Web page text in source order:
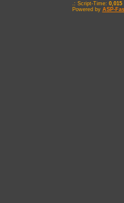
.: Script-Time: 0,015
Powered by ASP-